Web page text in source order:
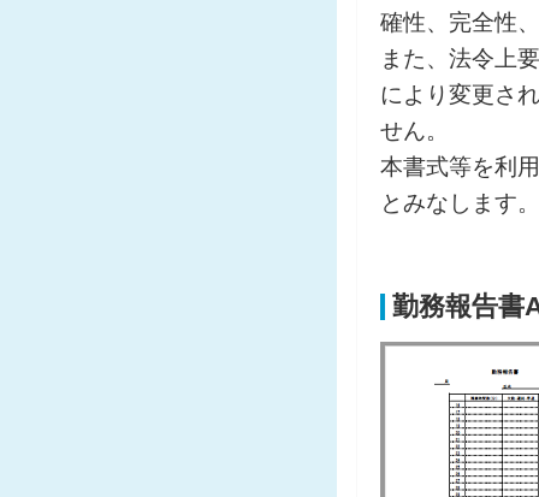
確性、完全性
また、法令上
により変更さ
せん。
本書式等を利
とみなします。
勤務報告書